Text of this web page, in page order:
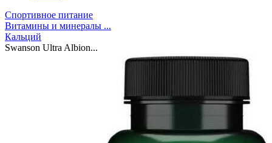
Спортивное питание
Витамины и минералы ...
Кальций
Swanson Ultra Albion...